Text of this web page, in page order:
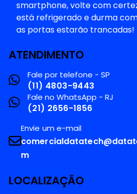
smartphone, volte com
está refrigerado e durma
as portas estarão trancadas!
ATENDIMENTO
Fale por telefone - SP
(11) 4803-9443
Fale no WhatsApp - RJ
(21) 2656-1856
Envie um e-mail
m
LOCALIZAÇÃO